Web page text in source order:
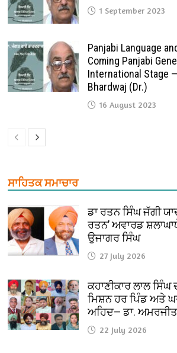
1 September 2023
Panjabi Language
Coming Panjabi
International Stage
Bhardwaj (Dr.)
16 August 2023
ਸਾਹਿਤਕ ਸਮਾਚਾਰ
ਡਾ ਰਤਨ ਸਿੰਘ ਜੱਗੀ
ਰਤਨ’ ਅਵਾਰਡ
ਉਜਾਗਰ ਸਿੰਘ
27 July 2026
ਕਹਾਣੀਕਾਰ ਲਾਲ ਸਿੰਘ
ਮਿਸ਼ਨ ਹਰ ਪਿੰਡ ਅਤੇ
ਅਹਿਦ— ਡਾ.
22 July 2026